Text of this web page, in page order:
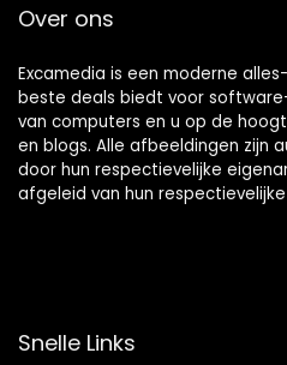
Over ons
Excamedia is een moderne
beste deals biedt voor
van computers en u op de
en blogs. Alle afbeeldingen zijn
door hun respectievelijke
afgeleid van hun
Snelle Links